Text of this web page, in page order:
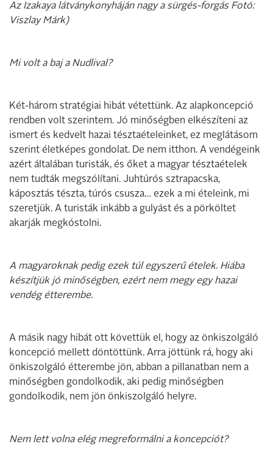
Az Izakaya látványkonyháján nagy a sürgés-forgás Fotó:
Viszlay Márk)
Mi volt a baj a Nudlival?
Két-három stratégiai hibát vétettünk. Az alapkoncepció
rendben volt szerintem. Jó minőségben elkészíteni az
ismert és kedvelt hazai tésztaételeinket, ez meglátásom
szerint életképes gondolat. De nem itthon. A vendégeink
azért általában turisták, és őket a magyar tésztaételek
nem tudták megszólítani. Juhtúrós sztrapacska,
káposztás tészta, túrós csusza… ezek a mi ételeink, mi
szeretjük. A turisták inkább a gulyást és a pörköltet
akarják megkóstolni.
A magyaroknak pedig ezek túl egyszerű ételek. Hiába
készítjük jó minőségben, ezért nem megy egy hazai
vendég étterembe.
A másik nagy hibát ott követtük el, hogy az önkiszolgáló
koncepció mellett döntöttünk. Arra jöttünk rá, hogy aki
önkiszolgáló étterembe jön, abban a pillanatban nem a
minőségben gondolkodik, aki pedig minőségben
gondolkodik, nem jön önkiszolgáló helyre.
Nem lett volna elég megreformálni a koncepciót?